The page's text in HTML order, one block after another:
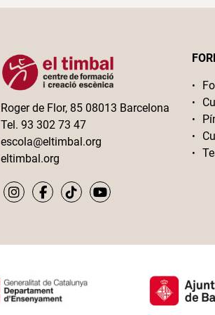
Roger de Flor, 85 08013 Barcelona
Tel. 93 302 73 47
escola@eltimbal.org
eltimbal.org